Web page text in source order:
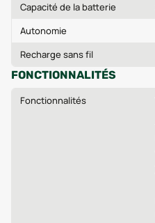
Capacité de la batterie
Autonomie
Recharge sans fil
FONCTIONNALITÉS
Fonctionnalités